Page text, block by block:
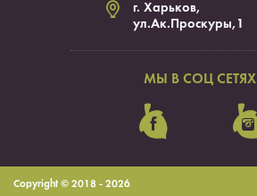
г. Харьков,
ул.Ак.Проскуры,1
МЫ В СОЦ СЕТЯХ
Copyright © 2018 - 2026